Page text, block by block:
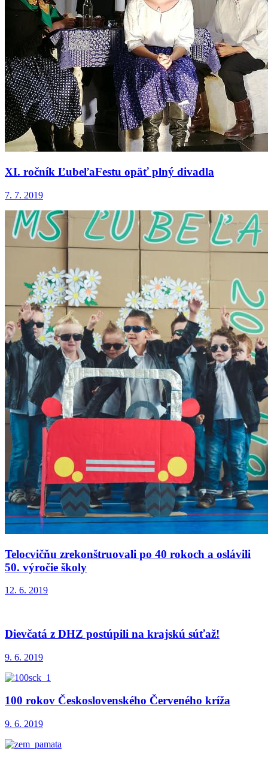
XI. ročník ĽubeľaFestu opäť plný divadla
7. 7. 2019
Telocvičňu zrekonštruovali po 40 rokoch a oslávili
50. výročie školy
12. 6. 2019
Dievčatá z DHZ postúpili na krajskú súťaž!
9. 6. 2019
100 rokov Československého Červeného kríža
9. 6. 2019